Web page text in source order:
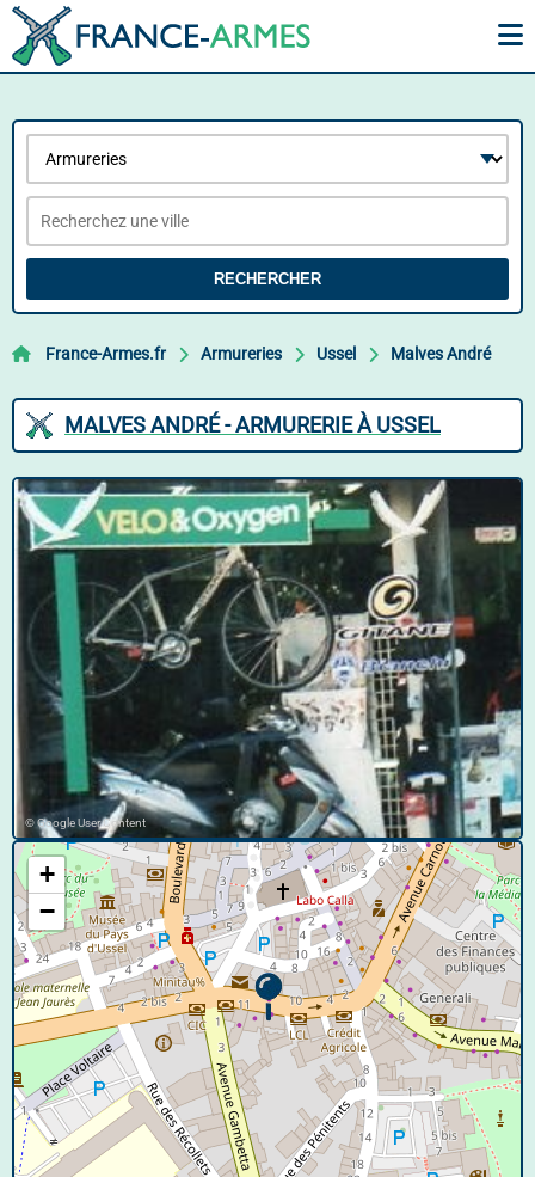
RECHERCHER
France-Armes.fr Armureries Ussel Malves André
MALVES ANDRÉ - ARMURERIE À USSEL
© Google User Content
+
−